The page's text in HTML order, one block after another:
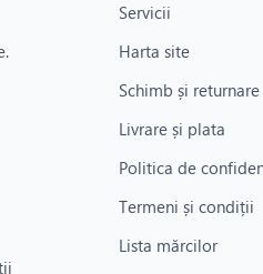
Servicii
Harta site
Schimb și returnare
Livrare și plata
Politica de
Termeni și condiții
Lista mărcilor